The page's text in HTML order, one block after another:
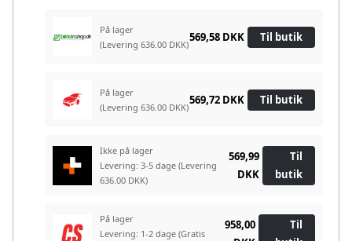
På lager
(Levering 636.00 DKK)
569,58 DKK Til butik
På lager
(Levering 636.00 DKK)
569,72 DKK Til butik
Ikke på lager
Levering: 3-5 dage (Levering
636.00 DKK)
569,99
DKK
Til
butik
På lager
Levering: 1-2 dage (Gratis
958,00
Til